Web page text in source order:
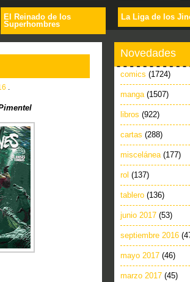
El Reinado de los
Superhombres
La Liga de los
Novedades
comics (1724)
manga (1507)
libros (922)
cartas (288)
miscelánea (177)
rol (137)
tablero (136)
junio 2017 (53)
septiembre 2016
mayo 2017 (46)
marzo 2017 (45)